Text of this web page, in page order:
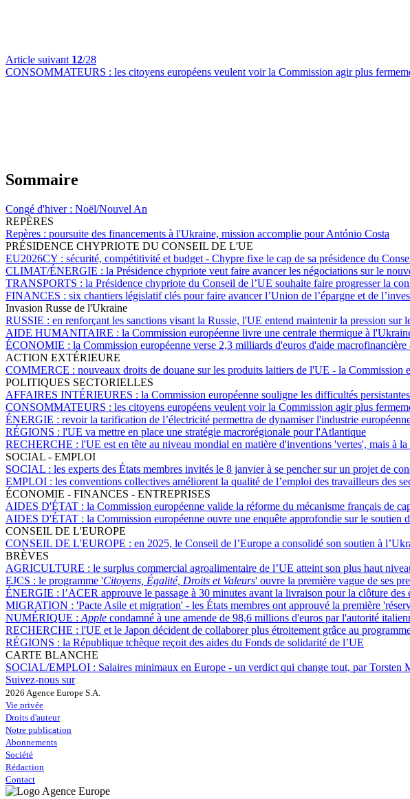
Article suivant 12/28
CONSOMMATEURS : les citoyens européens veulent voir la Commission agir plus
Sommaire
Congé d'hiver : Noël/Nouvel An
REPÈRES
Repères : poursuite des financements à l'Ukraine, mission accomplie pour António Costa
PRÉSIDENCE CHYPRIOTE DU CONSEIL DE L'UE
EU2026CY : sécurité, compétitivité et budget - Chypre fixe le cap de sa présidence du
CLIMAT/ÉNERGIE : la Présidence chypriote veut faire avancer les négociations sur le
TRANSPORTS : la Présidence chypriote du Conseil de l’UE souhaite faire progresser la
FINANCES : six chantiers législatif clés pour faire avancer l’Union de l’épargne et de
Invasion Russe de l'Ukraine
RUSSIE : en renforçant les sanctions visant la Russie, l'UE entend maintenir la pression sur
AIDE HUMANITAIRE : la Commission européenne livre une centrale thermique à
ÉCONOMIE : la Commission européenne verse 2,3 milliards d'euros d'aide
ACTION EXTÉRIEURE
COMMERCE : nouveaux droits de douane sur les produits laitiers de l'UE - la Commission
POLITIQUES SECTORIELLES
AFFAIRES INTÉRIEURES : la Commission européenne souligne les difficultés
CONSOMMATEURS : les citoyens européens veulent voir la Commission agir plus
ÉNERGIE : revoir la tarification de l’électricité permettra de dynamiser l'industrie
RÉGIONS : l'UE va mettre en place une stratégie macrorégionale pour l'Atlantique
RECHERCHE : l'UE est en tête au niveau mondial en matière d'inventions 'vertes', mais à
SOCIAL - EMPLOI
SOCIAL : les experts des États membres invités le 8 janvier à se pencher sur un projet de
EMPLOI : les conventions collectives améliorent la qualité de l’emploi des travailleurs des
ÉCONOMIE - FINANCES - ENTREPRISES
AIDES D'ÉTAT : la Commission européenne valide la réforme du mécanisme français de
AIDES D'ÉTAT : la Commission européenne ouvre une enquête approfondie sur le
CONSEIL DE L'EUROPE
CONSEIL DE L'EUROPE : en 2025, le Conseil de l’Europe a consolidé son soutien à
BRÈVES
AGRICULTURE : le surplus commercial agroalimentaire de l’UE atteint son plus haut
EJCS : le programme 'Citoyens, Égalité, Droits et Valeurs' ouvre la première vague de ses
ÉNERGIE : l’ACER approuve le passage à 30 minutes avant la livraison pour la clôture
MIGRATION : 'Pacte Asile et migration' - les États membres ont approuvé la première
NUMÉRIQUE : Apple condamné à une amende de 98,6 millions d'euros par l'autorité
RECHERCHE : l'UE et le Japon décident de collaborer plus étroitement grâce au
RÉGIONS : la République tchèque reçoit des aides du Fonds de solidarité de l’UE
CARTE BLANCHE
SOCIAL/EMPLOI : Salaires minimaux en Europe - un verdict qui change tout, par Torsten
Suivez-nous sur
2026 Agence Europe S.A.
Vie privée
Droits d'auteur
Notre publication
Abonnements
Société
Rédaction
Contact